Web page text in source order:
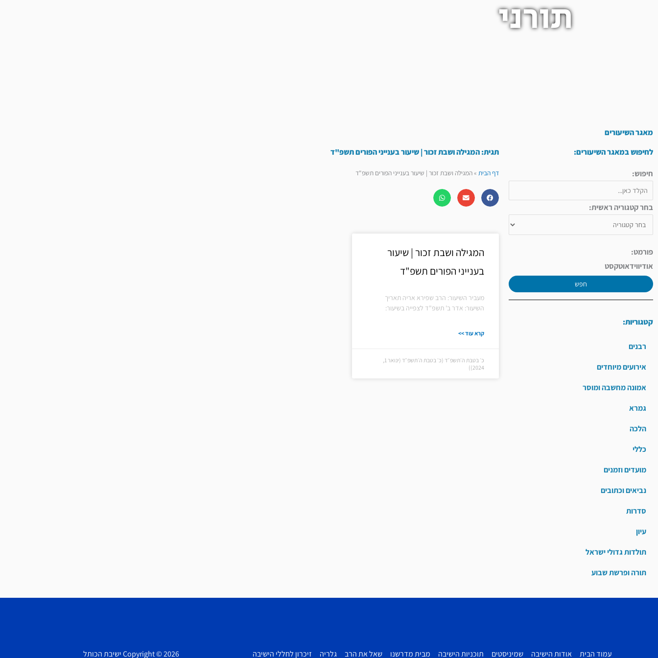
תורני
מאגר השיעורים
לחיפוש במאגר השיעורים:
חיפוש:
בחר קטגוריה ראשית:
פורמט:
אודיווידאוטקסט
חפש
קטגוריות:
רבנים
אירועים מיוחדים
אמונה מחשבה ומוסר
גמרא
הלכה
כללי
מועדים וזמנים
נביאים וכתובים
סדרות
עיון
תולדות גדולי ישראל
תורה ופרשת שבוע
תגית: המגילה ושבת זכור | שיעור בענייני הפורים תשפ"ד
דף הבית»המגילה ושבת זכור | שיעור בענייני הפורים תשפ"ד
המגילה ושבת זכור | שיעור
בענייני הפורים תשפ"ד
מעביר השיעור: הרב שפירא אריה תאריך
השיעור: אדר ב' תשפ"ד לצפייה בשיעור:
קרא עוד >>
כ׳ בטבת ה׳תשפ״ד (כ׳ בטבת ה׳תשפ״ד (ינואר 1,
2024))
עמוד הבית אודות הישיבה שמיניסטים תוכניות הישיבה מבית מדרשנו שאל את הרב גלריה זיכרון לחללי הישיבה Copyright © 2026 ישיבת הכותל